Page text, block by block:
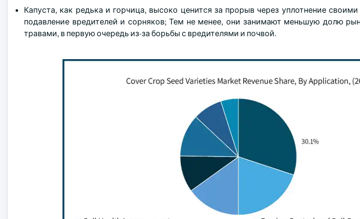
Капуста, как редька и горчица, высоко ценится за прорыв через уплотнение
подавление вредителей и сорняков; Тем не менее, они занимают меньшую долю
травами, в первую очередь из-за борьбы с вредителями и почвой.